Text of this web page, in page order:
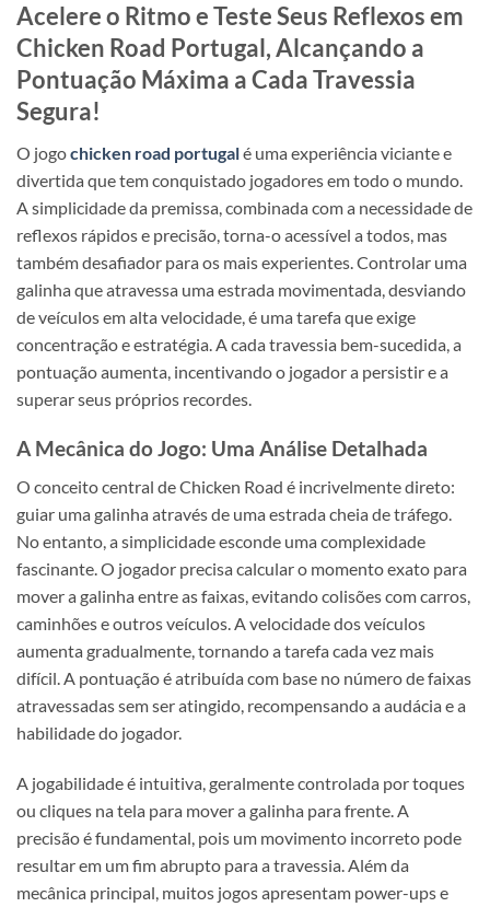
Acelere o Ritmo e Teste Seus Reflexos em
Chicken Road Portugal, Alcançando a
Pontuação Máxima a Cada Travessia
Segura!
O jogochicken road portugalé uma experiência viciante e
divertida que tem conquistado jogadores em todo o mundo.
A simplicidade da premissa, combinada com a necessidade de
reflexos rápidos e precisão, torna-o acessível a todos, mas
também desafiador para os mais experientes. Controlar uma
galinha que atravessa uma estrada movimentada, desviando
de veículos em alta velocidade, é uma tarefa que exige
concentração e estratégia. A cada travessia bem-sucedida, a
pontuação aumenta, incentivando o jogador a persistir e a
superar seus próprios recordes.
A Mecânica do Jogo: Uma Análise Detalhada
O conceito central de Chicken Road é incrivelmente direto:
guiar uma galinha através de uma estrada cheia de tráfego.
No entanto, a simplicidade esconde uma complexidade
fascinante. O jogador precisa calcular o momento exato para
mover a galinha entre as faixas, evitando colisões com carros,
caminhões e outros veículos. A velocidade dos veículos
aumenta gradualmente, tornando a tarefa cada vez mais
difícil. A pontuação é atribuída com base no número de faixas
atravessadas sem ser atingido, recompensando a audácia e a
habilidade do jogador.
A jogabilidade é intuitiva, geralmente controlada por toques
ou cliques na tela para mover a galinha para frente. A
precisão é fundamental, pois um movimento incorreto pode
resultar em um fim abrupto para a travessia. Além da
mecânica principal, muitos jogos apresentam power-ups e